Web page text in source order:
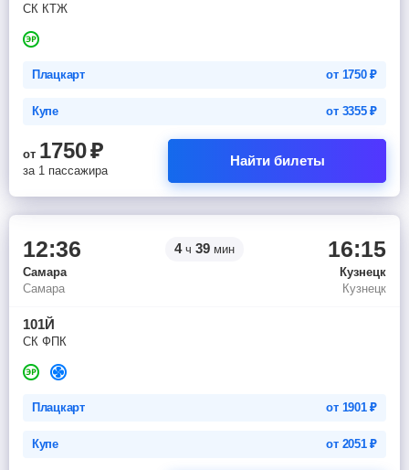
СК КТЖ
Плацкарт от 1750₽
Купе от 3355₽
от 1750₽
за 1 пассажира
Найти билеты
12:36 4ч 39 мин 16:15
Самара
Кузнецк
Самара
Кузнецк
101Й
СК ФПК
Плацкарт от 1901₽
Купе от 2051₽